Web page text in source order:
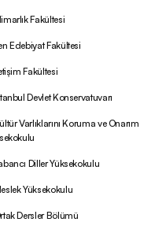
Fakültesi
Edebiyat Fakültesi
Fakültesi
Devlet Konservatuvarı
Varlıklarını Koruma ve Onarım
Diller Yüksekokulu
Yüksekokulu
Dersler Bölümü